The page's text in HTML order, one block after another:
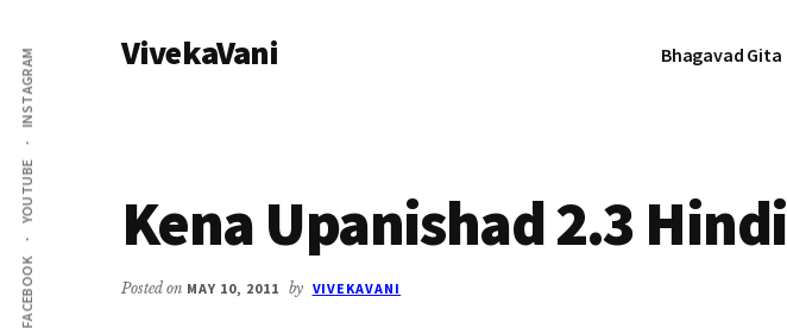
main
content
primary
sidebar
Additional
menu
FACEBOOK
YOUTUBE
INSTAGRAM VivekaVani Bhagavad Gita
Kena Upanishad 2.3 Hindi
Posted on MAY 10, 2011 by VIVEKAVANI